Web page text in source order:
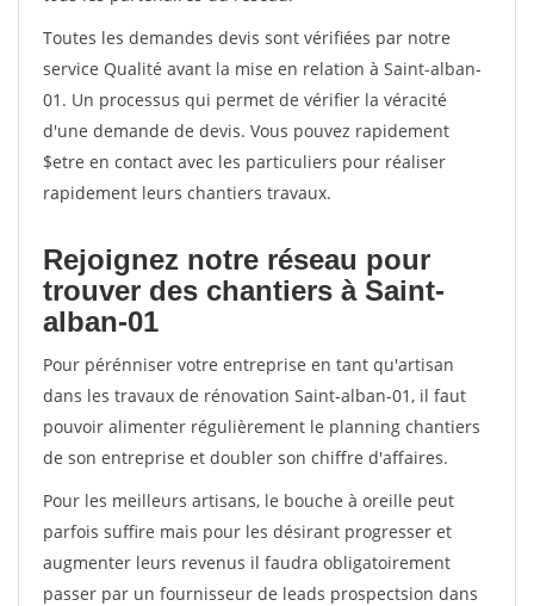
Toutes les demandes devis sont vérifiées par notre
service Qualité avant la mise en relation à Saint-alban-
01. Un processus qui permet de vérifier la véracité
d'une demande de devis. Vous pouvez rapidement
$etre en contact avec les particuliers pour réaliser
rapidement leurs chantiers travaux.
Rejoignez notre réseau pour
trouver des chantiers à Saint-
alban-01
Pour pérénniser votre entreprise en tant qu'artisan
dans les travaux de rénovation Saint-alban-01, il faut
pouvoir alimenter régulièrement le planning chantiers
de son entreprise et doubler son chiffre d'affaires.
Pour les meilleurs artisans, le bouche à oreille peut
parfois suffire mais pour les désirant progresser et
augmenter leurs revenus il faudra obligatoirement
passer par un fournisseur de leads prospectsion dans